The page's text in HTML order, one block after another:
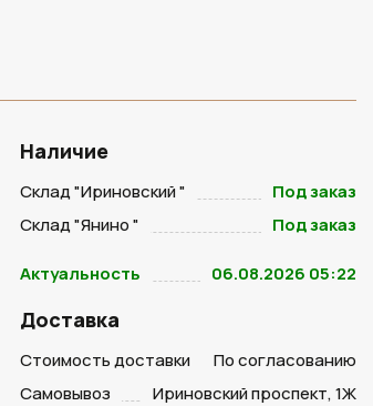
Наличие
Склад "Ириновский "
Под заказ
Склад "Янино "
Под заказ
Актуальность 06.08.2026 05:22
Доставка
Стоимость доставки
По согласованию
Самовывоз
Ириновский проспект, 1Ж